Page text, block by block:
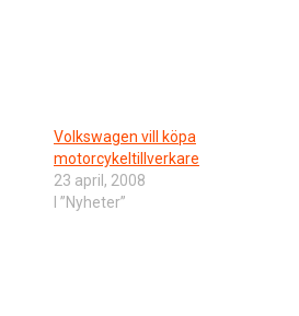
Volkswagen vill köpa
motorcykeltillverkare
23 april, 2008
I ”Nyheter”